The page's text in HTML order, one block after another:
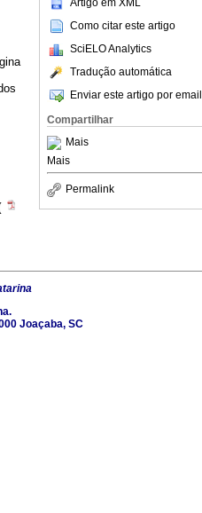
Como citar este artigo
SciELO Analytics
Tradução automática
Enviar este artigo por email
Compartilhar
Mais
Mais
Permalink
Joaçaba, SC